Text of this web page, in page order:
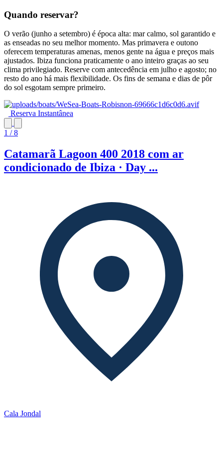
Quando reservar?
O verão (junho a setembro) é época alta: mar calmo, sol garantido e
as enseadas no seu melhor momento. Mas primavera e outono
oferecem temperaturas amenas, menos gente na água e preços mais
ajustados. Ibiza funciona praticamente o ano inteiro graças ao seu
clima privilegiado. Reserve com antecedência em julho e agosto; no
resto do ano há mais flexibilidade. Os fins de semana e dias de pôr
do sol esgotam sempre primeiro.
Reserva Instantânea
1 / 8
Catamarã Lagoon 400 2018 com ar
condicionado de Ibiza · Day ...
Cala Jondal